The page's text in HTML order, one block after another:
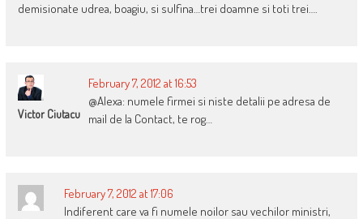
demisionate udrea, boagiu, si sulfina…trei doamne si toti trei….
Victor Ciutacu
February 7, 2012 at 16:53
@Alexa: numele firmei si niste detalii pe adresa de
mail de la Contact, te rog…
February 7, 2012 at 17:06
Indiferent care va fi numele noilor sau vechilor ministri,